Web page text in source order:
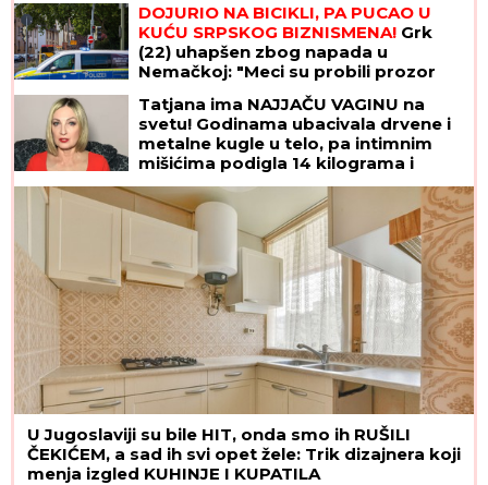
DOJURIO NA BICIKLI, PA PUCAO U
KUĆU SRPSKOG BIZNISMENA! Grk
(22) uhapšen zbog napada u
Nemačkoj: "Meci su probili prozor
Tatjana ima NAJJAČU VAGINU na
svetu! Godinama ubacivala drvene i
metalne kugle u telo, pa intimnim
mišićima podigla 14 kilograma i
postala globalno poznata
U Jugoslaviji su bile HIT, onda smo ih RUŠILI
ČEKIĆEM, a sad ih svi opet žele: Trik dizajnera koji
menja izgled KUHINJE I KUPATILA